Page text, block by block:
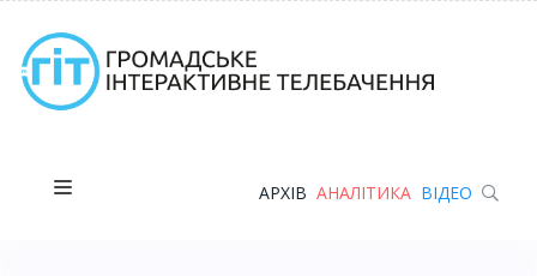
АРХІВ АНАЛІТИКА ВІДЕО